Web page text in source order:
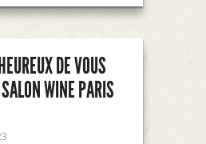
DE VOUS
WINE PARIS